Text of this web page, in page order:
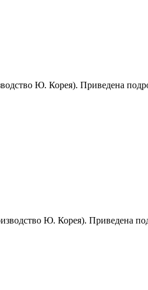
Ю. Корея). Приведена
Ю. Корея). Приведена